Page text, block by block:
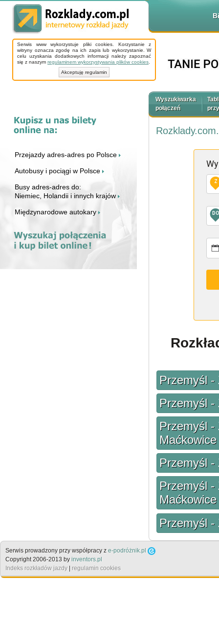
Serwis www wykorzystuje pliki cookies. Korzystanie z
witryny oznacza zgodę na ich zapis lub wykorzystanie. W
celu uzyskania dodatkowych informacji należy zapoznać
się z naszym regulaminem wykorzystywania plików cookies
Akceptuję regulamin
Przejazdy adres-adres po Polsce
Autobusy i pociągi w Polsce
Busy adres-adres do:
Niemiec, Holandii i innych krajów
Międzynarodowe autokary
Wyszukiwarka
połączeń
Z
DO
Przemyśl -
Przemyśl -
Przemyśl -
Maćkowice
Przemyśl -
Przemyśl -
Maćkowice
Przemyśl -
Serwis prowadzony przy współpracy z e-podróżnik.pl
Copyright 2006-2013 by inventors.pl
Indeks rozkładów jazdy | regulamin cookies